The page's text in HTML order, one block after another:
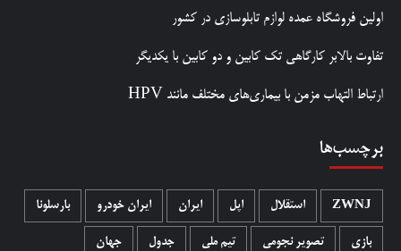
اولین فروشگاه عمده لوازم تابلوسازی در کشور
تفاوت بالابر کارگاهی تک کابین و دو کابین با یکدیگر
ارتباط التهاب مزمن با بیماری‌های مختلف مانند HPV
برچسب‌ها
ZWNJ استقلال اپل ایران ایران خودرو بارسلونا
بازی تصویر نجومی تیم ملی جدول جهان